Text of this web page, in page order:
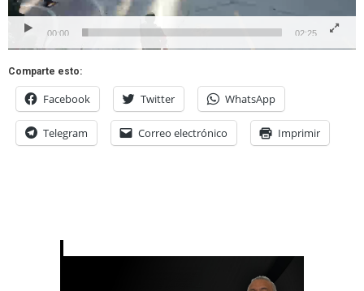
00:00 02:25
Comparte esto:
Facebook Twitter WhatsApp
Telegram Correo electrónico Imprimir